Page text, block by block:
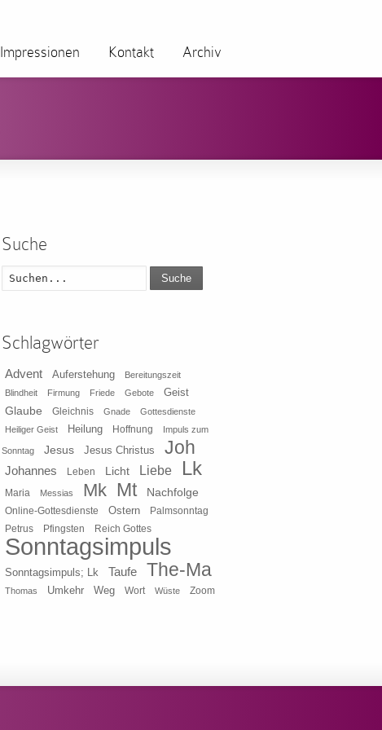
Impressionen Kontakt Archiv
Suche
Suche
Schlagwörter
Advent Auferstehung
Bereitungszeit
Blindheit
Firmung Friede Gebote Geist
Glaube Gleichnis Gnade
Gottesdienste
Heiliger Geist
Heilung Hoffnung Impuls zum
Sonntag Jesus Jesus Christus Joh
Johannes Leben Licht Liebe Lk
Maria Messias Mk Mt Nachfolge
Online-Gottesdienste Ostern
Palmsonntag
Petrus
Pfingsten Reich Gottes
Sonntagsimpuls
Sonntagsimpuls; Lk Taufe The-Ma
Thomas Umkehr Weg Wort Wüste Zoom